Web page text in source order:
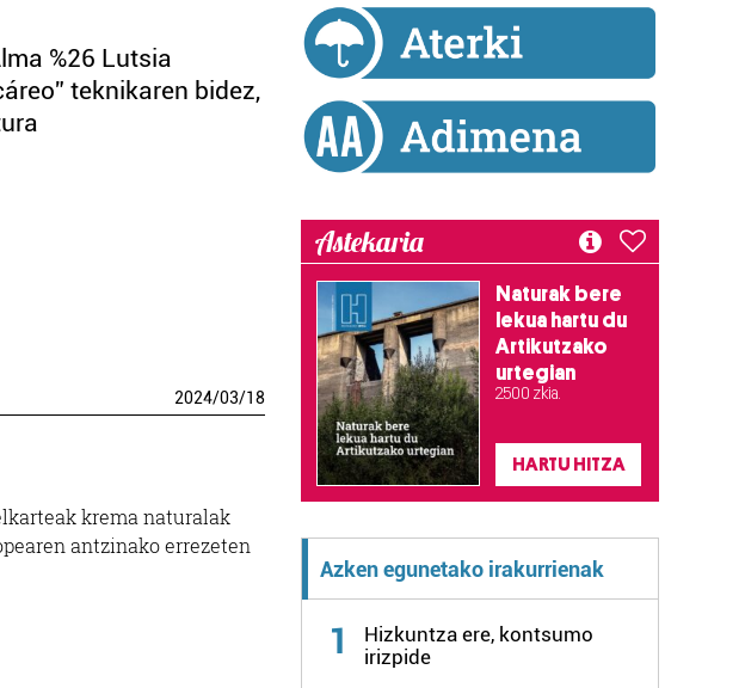
%26 Lutsia
teknikaren bidez,
2024/03/18
krema naturalak
antzinako errezeten
Astekaria
Naturak bere
lekua hartu du
Artikutzako
urtegian
2.500 zkia.
HARTU HITZA
Azken egunetako irakurrienak
1
Hizkuntza ere, kontsumo
irizpide